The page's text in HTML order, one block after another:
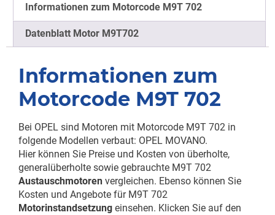
Informationen zum Motorcode M9T 702
Datenblatt Motor M9T702
Informationen zum
Motorcode M9T 702
Bei OPEL sind Motoren mit Motorcode M9T 702 in
folgende Modellen verbaut: OPEL MOVANO.
Hier können Sie Preise und Kosten von überholte,
generalüberholte sowie gebrauchte M9T 702
Austauschmotoren vergleichen. Ebenso können Sie
Kosten und Angebote für M9T 702
Motorinstandsetzung einsehen. Klicken Sie auf den